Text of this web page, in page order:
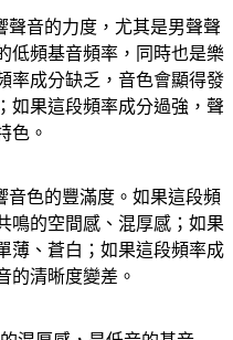
聲音的力度，尤其是男聲聲
低頻基音頻率，同時也是樂
率成分缺乏，音色會顯得發
如果這段頻率成分過強，聲
色。
音色的豐滿度。如果這段頻
鳴的空間感、混厚感；如果
薄、蒼白；如果這段頻率成
的清晰度變差。